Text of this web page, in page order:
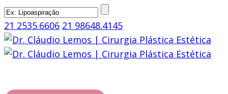
21 2535.6606 21 98648.4145